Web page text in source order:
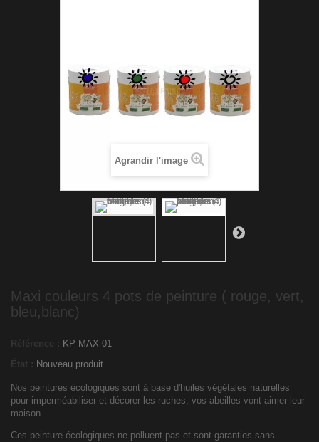
Agrandir l'image
Maxi couleurs 4 pots de peinture ( rouge, vert,
bleu,blanc)
Référence : KP MAX 01
État : Nouveau produit
Nos peintures écologiques sont à base d'huiles végétales naturelles
pour imperméabiliser et décorer les ruches, vos abeilles vont aimer leur
maison.
Ces peinture écologiques ne polluent pas et sont garanties sans